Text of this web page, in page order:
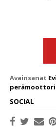
Avainsanat
SOCIAL